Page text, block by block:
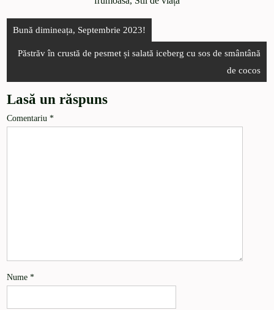
Bună dimineața, Septembrie 2023!
Păstrăv în crustă de pesmet și salată iceberg cu sos de smântână
de cocos
Lasă un răspuns
Comentariu*
Nume*